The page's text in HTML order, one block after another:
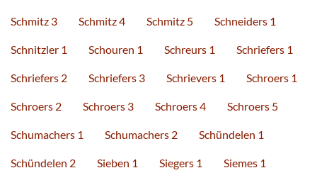
Schmitz 3 Schmitz 4 Schmitz 5 Schneiders 1
Schnitzler 1 Schouren 1 Schreurs 1 Schriefers 1
Schriefers 2 Schriefers 3 Schrievers 1 Schroers 1
Schroers 2 Schroers 3 Schroers 4 Schroers 5
Schumachers 1 Schumachers 2 Schündelen 1
Schündelen 2 Sieben 1 Siegers 1 Siemes 1